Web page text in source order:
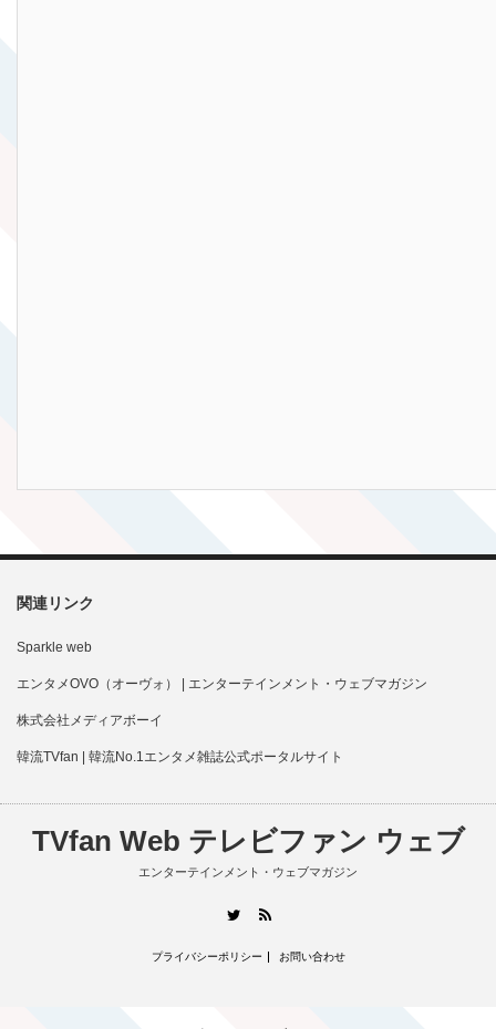
関連リンク
Sparkle web
エンタメOVO（オーヴォ） | エンターテインメント・ウェブマガジン
株式会社メディアボーイ
韓流TVfan | 韓流No.1エンタメ雑誌公式ポータルサイト
TVfan Web テレビファン ウェブ
エンターテインメント・ウェブマガジン
Twitter
プライバシーポリシー お問い合わせ